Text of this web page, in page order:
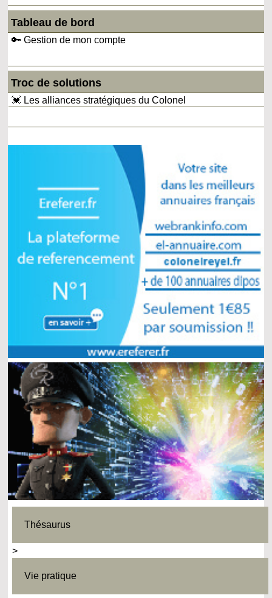
Tableau de bord
🔑 Gestion de mon compte
Troc de solutions
💓 Les alliances stratégiques du Colonel
Thésaurus
>
Vie pratique